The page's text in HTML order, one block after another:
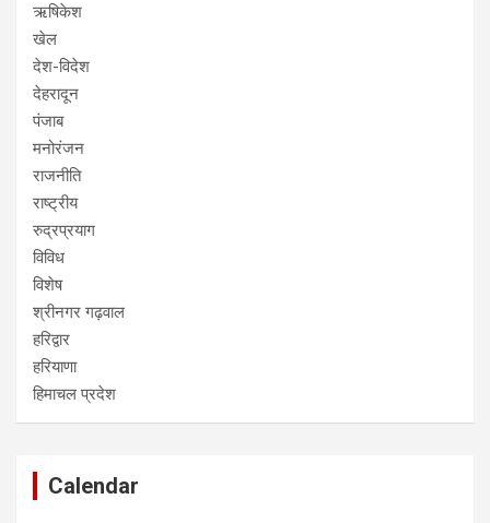
ऋषिकेश
खेल
देश-विदेश
देहरादून
पंजाब
मनोरंजन
राजनीति
राष्ट्रीय
रुद्रप्रयाग
विविध
विशेष
श्रीनगर गढ़वाल
हरिद्वार
हरियाणा
हिमाचल प्रदेश
Calendar